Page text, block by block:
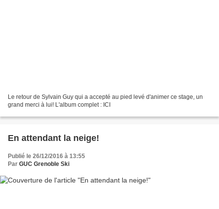
Le retour de Sylvain Guy qui a accepté au pied levé d'animer ce stage, un
grand merci à lui! L'album complet : ICI
En attendant la neige!
Publié le 26/12/2016 à 13:55
Par GUC Grenoble Ski